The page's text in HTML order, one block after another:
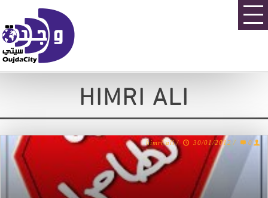
HIMRI ALI
himri ali / 30/01/2012 / 0